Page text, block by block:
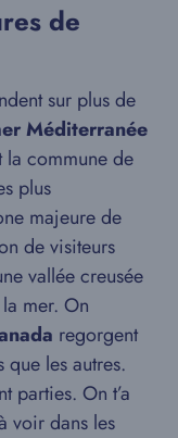
de
sur plus de
Méditerranée
la commune de
plus
majeure de
de visiteurs
vallée creusée
mer. On
regorgent
que les autres.
parties. On t’a
voir dans les